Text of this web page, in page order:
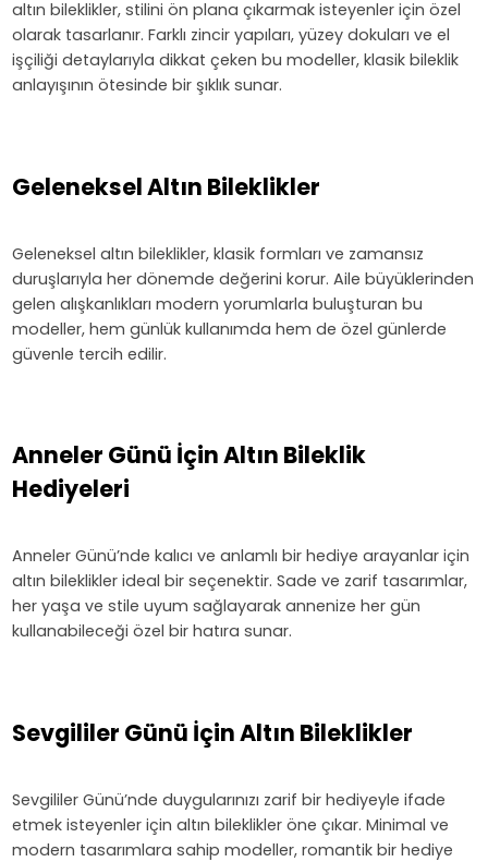
altın bileklikler, stilini ön plana çıkarmak isteyenler için özel
olarak tasarlanır. Farklı zincir yapıları, yüzey dokuları ve el
işçiliği detaylarıyla dikkat çeken bu modeller, klasik bileklik
anlayışının ötesinde bir şıklık sunar.
Geleneksel Altın Bileklikler
Geleneksel altın bileklikler, klasik formları ve zamansız
duruşlarıyla her dönemde değerini korur. Aile büyüklerinden
gelen alışkanlıkları modern yorumlarla buluşturan bu
modeller, hem günlük kullanımda hem de özel günlerde
güvenle tercih edilir.
Anneler Günü İçin Altın Bileklik
Hediyeleri
Anneler Günü’nde kalıcı ve anlamlı bir hediye arayanlar için
altın bileklikler ideal bir seçenektir. Sade ve zarif tasarımlar,
her yaşa ve stile uyum sağlayarak annenize her gün
kullanabileceği özel bir hatıra sunar.
Sevgililer Günü İçin Altın Bileklikler
Sevgililer Günü’nde duygularınızı zarif bir hediyeyle ifade
etmek isteyenler için altın bileklikler öne çıkar. Minimal ve
modern tasarımlara sahip modeller, romantik bir hediye